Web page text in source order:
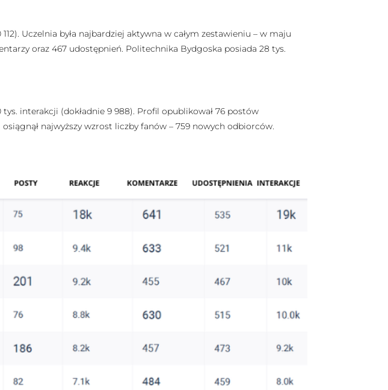
Uczelnia była najbardziej aktywna w całym zestawieniu – w maju
oraz 467 udostępnień. Politechnika Bydgoska posiada 28 tys.
interakcji (dokładnie 9 988). Profil opublikował 76 postów
najwyższy wzrost liczby fanów – 759 nowych odbiorców.